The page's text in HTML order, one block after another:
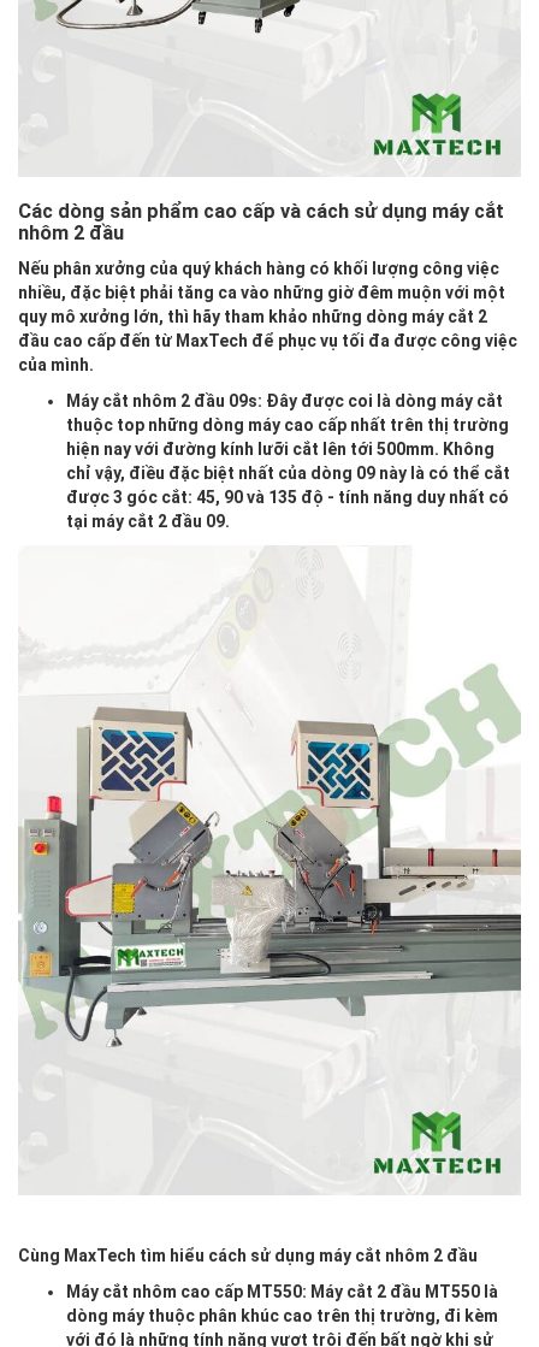
Các dòng sản phẩm cao cấp và cách sử dụng máy cắt
nhôm 2 đầu
Nếu phân xưởng của quý khách hàng có khối lượng công việc
nhiều, đặc biệt phải tăng ca vào những giờ đêm muộn với một
quy mô xưởng lớn, thì hãy tham khảo những dòng máy cắt 2
đầu cao cấp đến từ MaxTech để phục vụ tối đa được công việc
của mình.
Máy cắt nhôm 2 đầu 09s: Đây được coi là dòng máy cắt
thuộc top những dòng máy cao cấp nhất trên thị trường
hiện nay với đường kính lưỡi cắt lên tới 500mm. Không
chỉ vậy, điều đặc biệt nhất của dòng 09 này là có thể cắt
được 3 góc cắt: 45, 90 và 135 độ - tính năng duy nhất có
tại máy cắt 2 đầu 09.
Cùng MaxTech tìm hiểu cách sử dụng máy cắt nhôm 2 đầu
Máy cắt nhôm cao cấp MT550: Máy cắt 2 đầu MT550 là
dòng máy thuộc phân khúc cao trên thị trường, đi kèm
với đó là những tính năng vượt trội đến bất ngờ khi sử